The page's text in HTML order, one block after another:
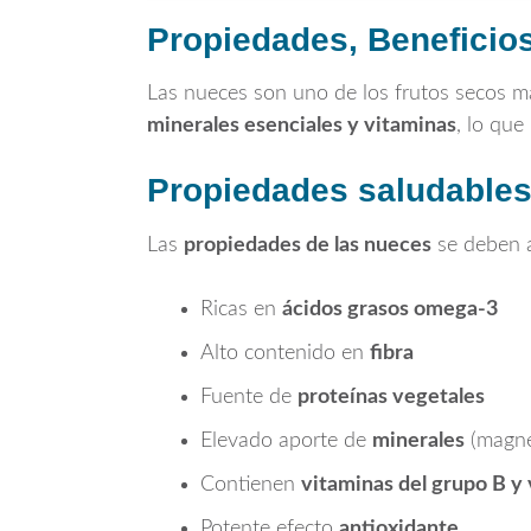
Propiedades,
Las nueces son uno de los frutos secos
minerales esenciales y vitaminas, lo que
Propiedades
Las propiedades de las nueces se deben
Ricas en ácidos grasos omega-3
Alto contenido en fibra
Fuente de proteínas vegetales
Elevado aporte de minerales
Contienen vitaminas del grupo B y